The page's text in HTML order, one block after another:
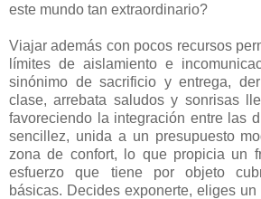
este mundo tan extraordinario?
Viajar además con pocos recursos
límites de aislamiento e
sinónimo de sacrificio y entrega,
clase, arrebata saludos y sonrisas
favoreciendo la integración entre las
sencillez, unida a un presupuesto
zona de confort, lo que propicia un
esfuerzo que tiene por objeto
básicas. Decides exponerte, eliges